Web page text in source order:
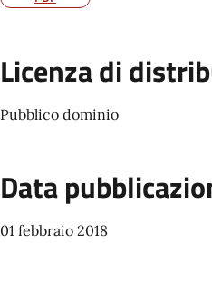
Licenza di
Pubblico dominio
Data
01 febbraio 2018